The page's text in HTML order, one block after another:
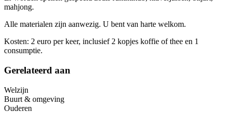
mahjong.
Alle materialen zijn aanwezig. U bent van harte welkom.
Kosten: 2 euro per keer, inclusief 2 kopjes koffie of thee en 1
consumptie.
Gerelateerd aan
Welzijn
Buurt & omgeving
Ouderen